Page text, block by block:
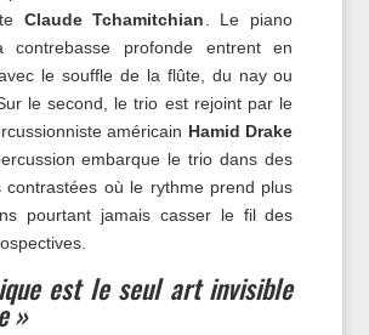
Claude Tchamitchian . Le piano
profonde entrent en
le souffle de la flûte, du nay ou
le second, le trio est rejoint par le
américain Hamid Drake
embarque le trio dans des
contrastées où le rythme prend plus
pourtant jamais casser le fil des
est le seul art invisible
»